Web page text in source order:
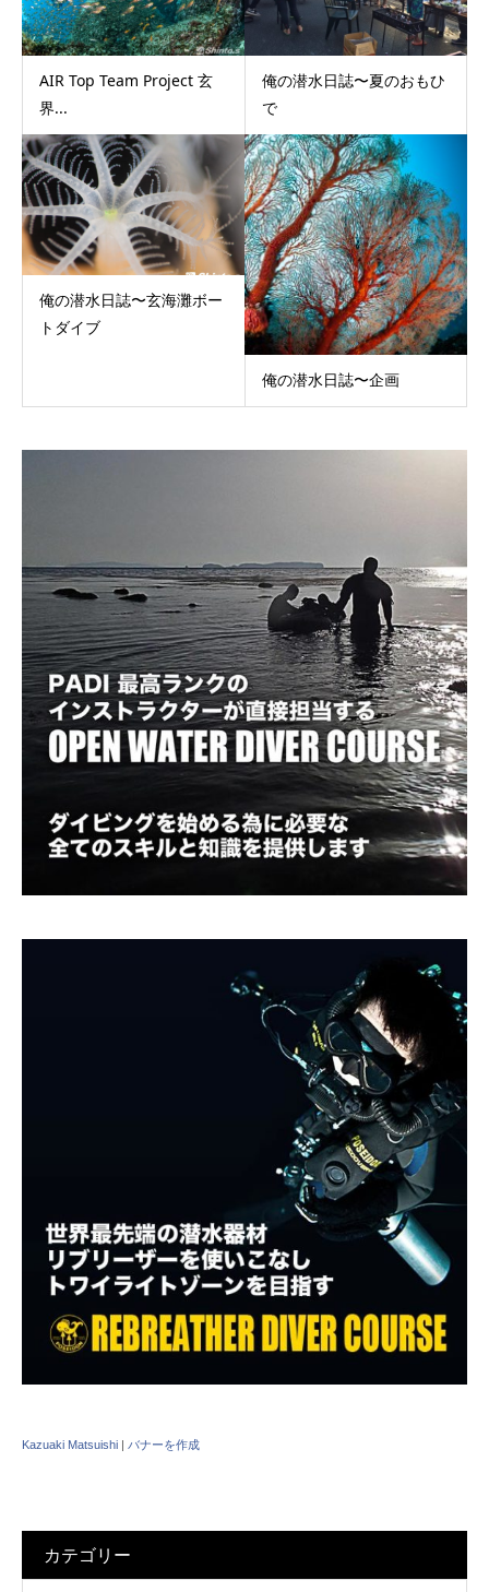
AIR Top Team Project 玄
界...
俺の潜水日誌〜夏のおもひ
で
俺の潜水日誌〜玄海灘ボー
トダイブ
俺の潜水日誌〜企画
Kazuaki Matsuishi | バナーを作成
カテゴリー